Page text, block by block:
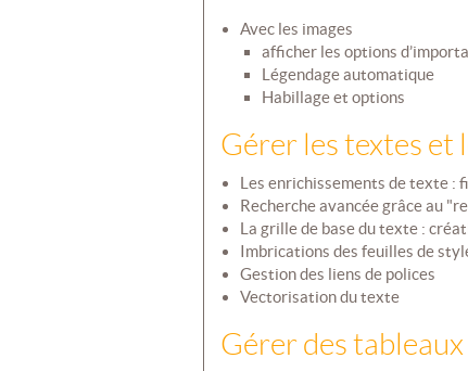
Avec les images
afficher les options
Légendage automatique
Habillage et options
Gérer les textes et
Les enrichissements de texte :
Recherche avancée grâce au
La grille de base du texte :
Imbrications des feuilles de
Gestion des liens de polices
Vectorisation du texte
Gérer des tableaux